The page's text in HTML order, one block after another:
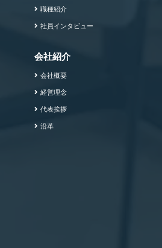
職種紹介
社員インタビュー
会社紹介
会社概要
経営理念
代表挨拶
沿革